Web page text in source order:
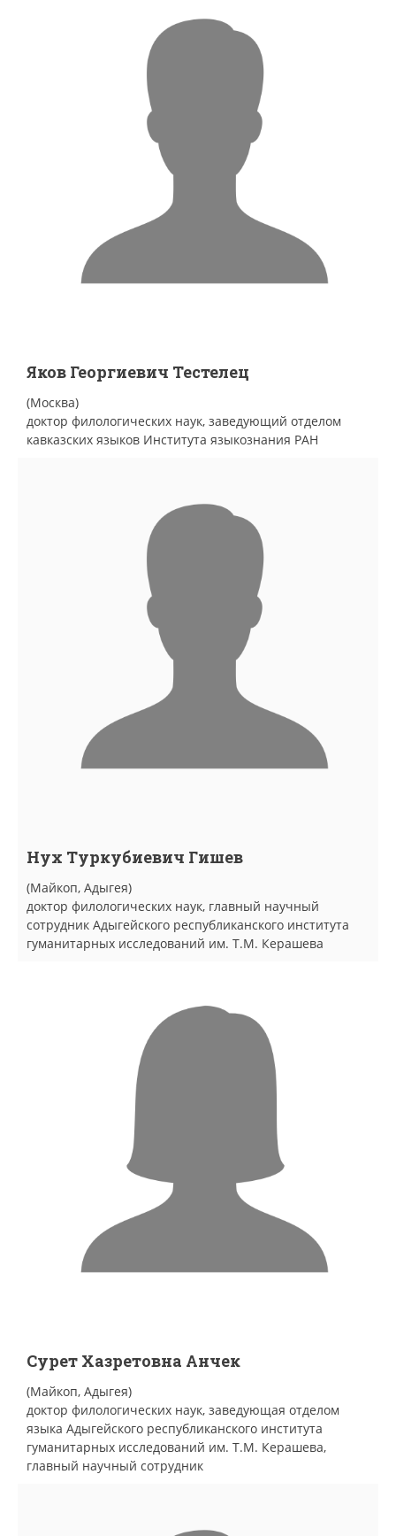
Яков Георгиевич Тестелец
(Москва)
доктор филологических наук, заведующий отделом
кавказских языков Института языкознания РАН
Нух Туркубиевич Гишев
(Майкоп, Адыгея)
доктор филологических наук, главный научный
сотрудник Адыгейского республиканского института
гуманитарных исследований им. Т.М. Керашева
Сурет Хазретовна Анчек
(Майкоп, Адыгея)
доктор филологических наук, заведующая отделом
языка Адыгейского республиканского института
гуманитарных исследований им. Т.М. Керашева,
главный научный сотрудник